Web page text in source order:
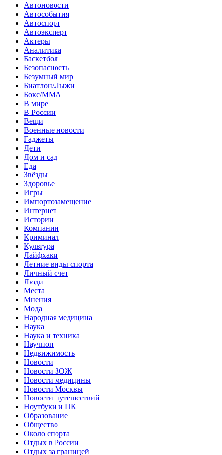
Автоновости
Автособытия
Автоспорт
Автоэксперт
Актеры
Аналитика
Баскетбол
Безопасность
Безумный мир
Биатлон/Лыжи
Бокс/MMA
В мире
В России
Вещи
Военные новости
Гаджеты
Дети
Дом и сад
Еда
Звёзды
Здоровье
Игры
Импортозамещение
Интернет
Истории
Компании
Криминал
Культура
Лайфхаки
Летние виды спорта
Личный счет
Люди
Места
Мнения
Мода
Народная медицина
Наука
Наука и техника
Научпоп
Недвижимость
Новости
Новости ЗОЖ
Новости медицины
Новости Москвы
Новости путешествий
Ноутбуки и ПК
Образование
Общество
Около спорта
Отдых в России
Отдых за границей